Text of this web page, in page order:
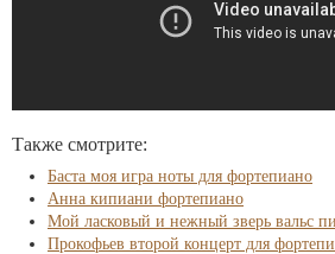
Также смотрите:
Баста моя игра ноты для фортепиано
Анна кипиани фортепиано
Мой ласковый и нежный зверь вальс
Прокофьев второй концерт для